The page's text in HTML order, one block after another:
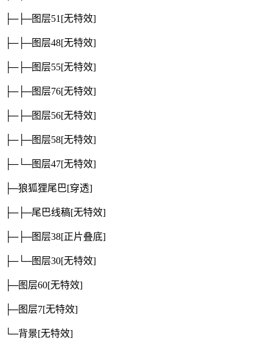
├─├─图层51[无特效]
├─├─图层48[无特效]
├─├─图层55[无特效]
├─├─图层76[无特效]
├─├─图层56[无特效]
├─├─图层58[无特效]
├─└─图层47[无特效]
├─狼狐狸尾巴[穿透]
├─├─尾巴线稿[无特效]
├─├─图层38[正片叠底]
├─└─图层30[无特效]
├─图层60[无特效]
├─图层7[无特效]
└─背景[无特效]